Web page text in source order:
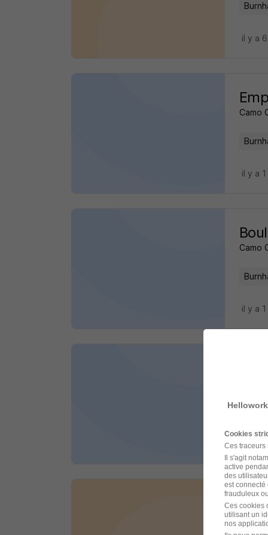
il y a
Camo
il y a
Camo
il y a
il y a
Cookies
Ces traceurs
Il s'agit
active
des
est connecté
frauduleux
Ces cookies
utilisant un
nos